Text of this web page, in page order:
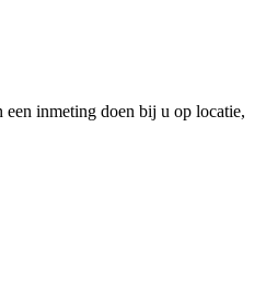
een inmeting doen bij u op locatie,